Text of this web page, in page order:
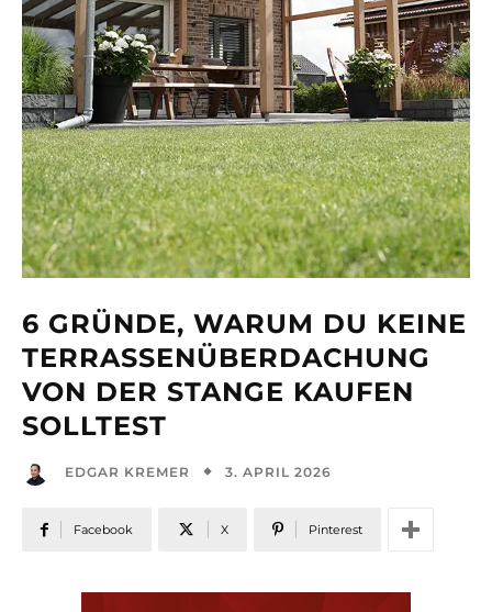
6 GRÜNDE, WARUM DU KEINE
TERRASSENÜBERDACHUNG
VON DER STANGE KAUFEN
SOLLTEST
EDGAR KREMER 3. APRIL 2026
Facebook X Pinterest